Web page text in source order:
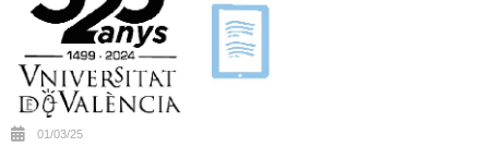
01/03/25